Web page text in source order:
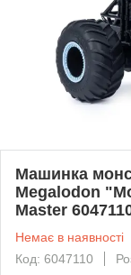
Машинка
Megalodon
Master
Немає в наявності
Код: 6047110